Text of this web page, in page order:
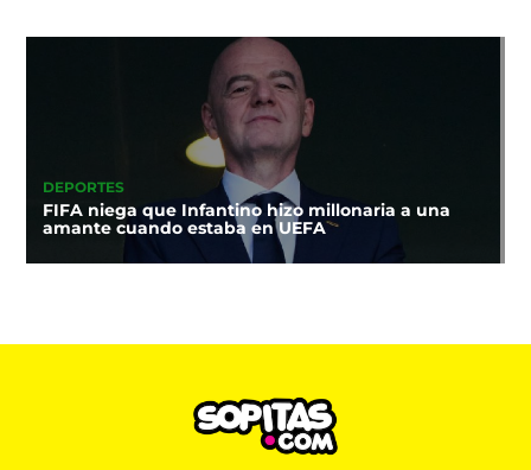
DEPORTES
FIFA niega que Infantino hizo millonaria a una
amante cuando estaba en UEFA